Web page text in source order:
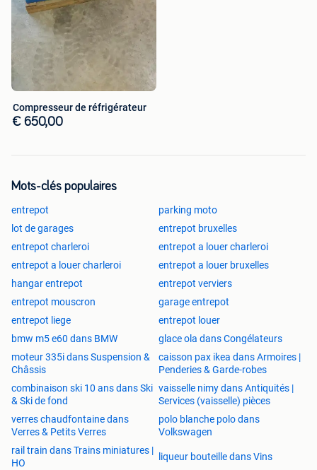
Compresseur de réfrigérateur
€ 650,00
Mots-clés populaires
entrepot
parking moto
lot de garages
entrepot bruxelles
entrepot charleroi
entrepot a louer charleroi
entrepot a louer charleroi
entrepot a louer bruxelles
hangar entrepot
entrepot verviers
entrepot mouscron
garage entrepot
entrepot liege
entrepot louer
bmw m5 e60 dans BMW
glace ola dans Congélateurs
moteur 335i dans Suspension &
Châssis
caisson pax ikea dans Armoires |
Penderies & Garde-robes
combinaison ski 10 ans dans Ski
& Ski de fond
vaisselle nimy dans Antiquités |
Services (vaisselle) pièces
verres chaudfontaine dans
Verres & Petits Verres
polo blanche polo dans
Volkswagen
rail train dans Trains miniatures |
HO
liqueur bouteille dans Vins